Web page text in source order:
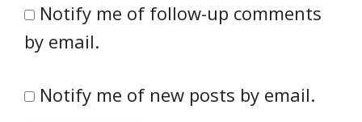
Notify me of follow-up comments
by email.
Notify me of new posts by email.